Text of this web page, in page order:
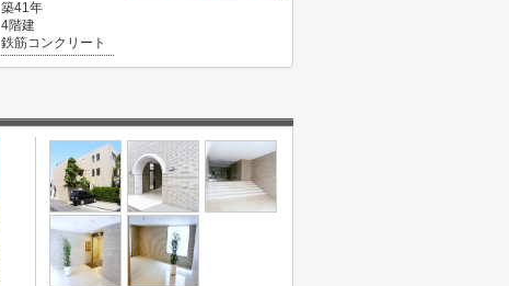
築41年
4階建
鉄筋コンクリート